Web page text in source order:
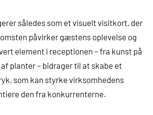
således som et visuelt visitkort, der
påvirker gæstens oplevelse og
element i receptionen – fra kunst på
planter – bidrager til at skabe et
som kan styrke virksomhedens
den fra konkurrenterne.